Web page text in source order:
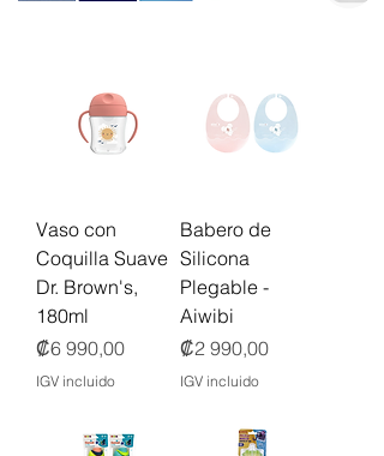
Vaso con
Coquilla Suave
Dr. Brown's,
180ml
Precio
₡6 990,00
IGV incluido
Babero de
Silicona
Plegable -
Aiwibi
Precio
₡2 990,00
IGV incluido